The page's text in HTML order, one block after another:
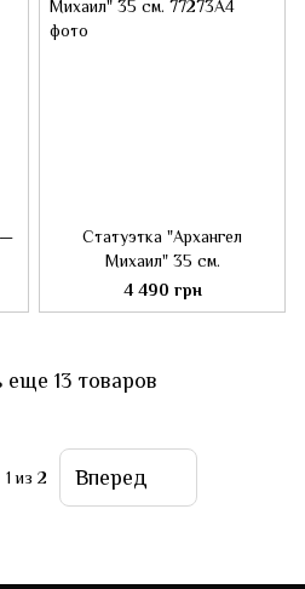
—
Статуэтка "Архангел
Михаил" 35 см.
4 490 грн
еще 13 товаров
1 из 2 Вперед